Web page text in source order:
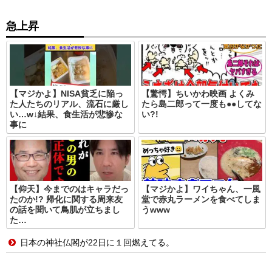
急上昇
【マジかよ】NISA貧乏に陥っ
た人たちのリアル、流石に厳し
い…w↓結果、食生活が悲惨な
事に
【驚愕】ちいかわ映画 よくみ
たら島二郎って一度も●●してな
い?!
【仰天】今までのはキャラだっ
たのか!? 帰化に関する周来友
の話を聞いて鳥肌が立ちまし
た…
【マジかよ】ワイちゃん、一風
堂で赤丸ラーメンを食べてしま
うwww
日本の神社仏閣が22日に１回燃えてる。